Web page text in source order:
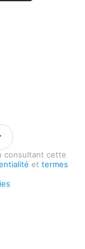
consultant cette
et termes